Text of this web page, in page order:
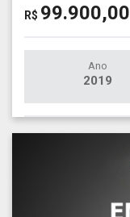
R$ 99.900,00
Ano
2019